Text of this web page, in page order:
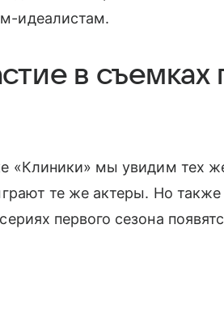
идеалистам.
в съемках
«Клиники» мы увидим тех
те же актеры. Но также
первого сезона